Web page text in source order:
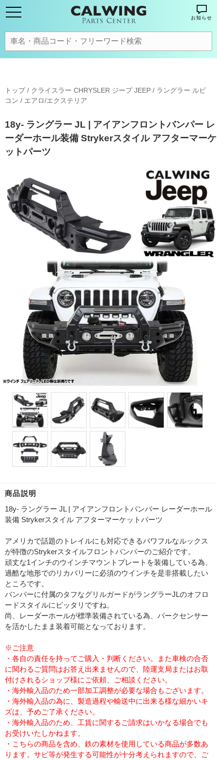
お知らせ
トップ/ クライスラー CHRYSLER ジープ JEEP / ラングラー ルビ
コン / エアロ/エクステリア
18y- ラングラー JL | アイアンフロントバンパー レ
ーダーホール装備 Strykerスタイル アフターマーケ
ットパーツ
商品説明
18y- ラングラー JL | アイアンフロントバンパー レーダーホール
装備 Strykerスタイル アフターマーケットパーツ
アメリカで話題のトレイルにも対応できるパワフルなルックス
が特徴のStrykerスタイルフロントバンパーのご紹介です。
頑丈な1インチのウインチマウントプレートを装備している為、
過酷な地形でのリカバリーに必須のウインチを是非搭載したい
ところです。
バンパーに付属のタフなグリルガードがラングラーJLのオフロ
ードスタイルにピッタリですね。
尚、レーダーホールが標準装備されている為、パークセンサー
を活かしたまま装着可能となっております。
※ご注意
・各自の責任を持ってご購入・判断ください。また車検の合否
に関わるご質問はお答え出来ませんので、陸運支局またはお取
付けされるショップ様にご依頼、ご相談ください。
・海外輸入品のため一部加工調整が必要な場合もございます。
・海外輸入品の為に、製造過程や輸送中に出来る様な細かいキ
ズは、予めご了承ください。
・海外輸入品のため、工賃に関するご請求はいかなる場合でも
お受けいたしかねます。
・こちらの商品を含め、鉄の素材を使用している商品が多数あ
ります。サビ等が発生する可能性が十分考えられますので、ご